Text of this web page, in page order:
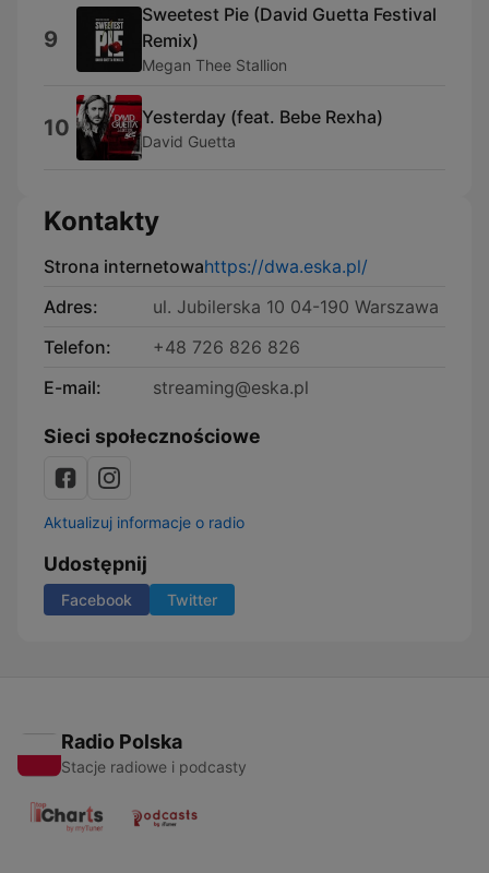
9
Sweetest Pie (David Guetta Festival
Remix)
Megan Thee Stallion
10 Yesterday (feat. Bebe Rexha)
David Guetta
Kontakty
Strona internetowahttps://dwa.eska.pl/
Adres:
ul. Jubilerska 10 04-190 Warszawa
Telefon:
+48 726 826 826
E-mail:
streaming@eska.pl
Sieci społecznościowe
Aktualizuj informacje o radio
Udostępnij
Facebook Twitter
Radio Polska
Stacje radiowe i podcasty